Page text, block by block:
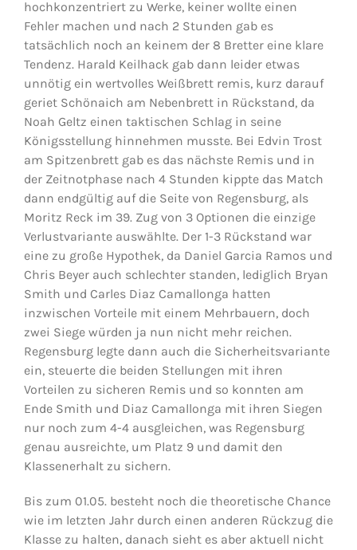
hochkonzentriert zu Werke, keiner wollte einen
Fehler machen und nach 2 Stunden gab es
tatsächlich noch an keinem der 8 Bretter eine klare
Tendenz. Harald Keilhack gab dann leider etwas
unnötig ein wertvolles Weißbrett remis, kurz darauf
geriet Schönaich am Nebenbrett in Rückstand, da
Noah Geltz einen taktischen Schlag in seine
Königsstellung hinnehmen musste. Bei Edvin Trost
am Spitzenbrett gab es das nächste Remis und in
der Zeitnotphase nach 4 Stunden kippte das Match
dann endgültig auf die Seite von Regensburg, als
Moritz Reck im 39. Zug von 3 Optionen die einzige
Verlustvariante auswählte. Der 1-3 Rückstand war
eine zu große Hypothek, da Daniel Garcia Ramos und
Chris Beyer auch schlechter standen, lediglich Bryan
Smith und Carles Diaz Camallonga hatten
inzwischen Vorteile mit einem Mehrbauern, doch
zwei Siege würden ja nun nicht mehr reichen.
Regensburg legte dann auch die Sicherheitsvariante
ein, steuerte die beiden Stellungen mit ihren
Vorteilen zu sicheren Remis und so konnten am
Ende Smith und Diaz Camallonga mit ihren Siegen
nur noch zum 4-4 ausgleichen, was Regensburg
genau ausreichte, um Platz 9 und damit den
Klassenerhalt zu sichern.
Bis zum 01.05. besteht noch die theoretische Chance
wie im letzten Jahr durch einen anderen Rückzug die
Klasse zu halten, danach sieht es aber aktuell nicht